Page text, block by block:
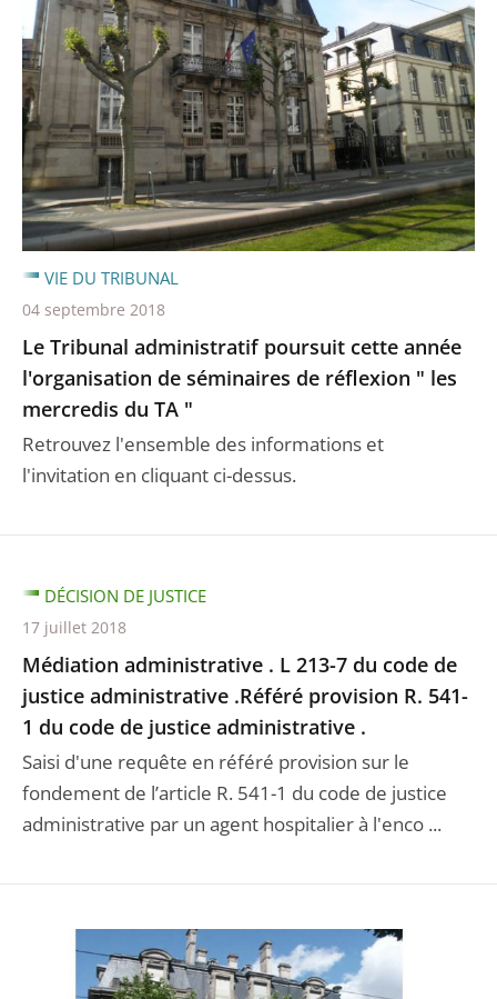
Le Tribunal administratif poursuit cette année
l'organisation de séminaires de réflexion " les
mercredis du TA "
Retrouvez l'ensemble des informations et
l'invitation en cliquant ci-dessus.
VIE DU TRIBUNAL
04 septembre 2018
Médiation administrative . L 213-7 du code de
justice administrative .Référé provision R. 541-
1 du code de justice administrative .
Saisi d'une requête en référé provision sur le
fondement de l’article R. 541-1 du code de justice
administrative par un agent hospitalier à l'enco ...
DÉCISION DE JUSTICE
17 juillet 2018